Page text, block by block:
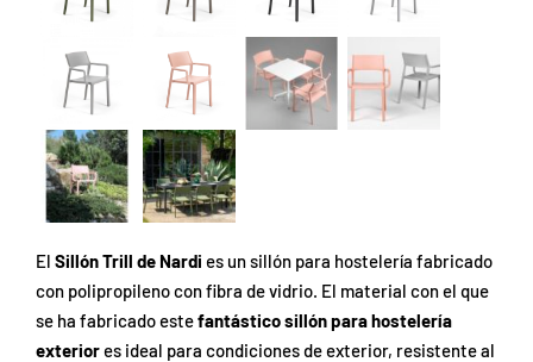
El Sillón Trill de Nardi es un sillón para hostelería fabricado
con polipropileno con fibra de vidrio. El material con el que
se ha fabricado estefantástico sillón para hostelería
exteriores ideal para condiciones de exterior, resistente al